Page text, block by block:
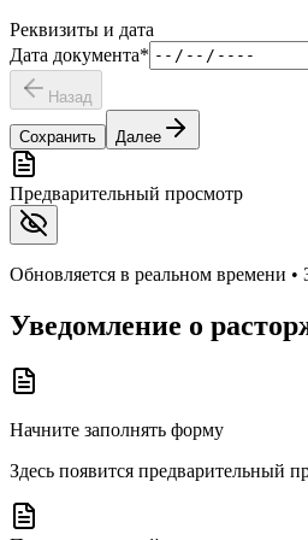
Реквизиты и дата
Дата документа*
Назад
Сохранить Далее
Предварительный просмотр
Обновляется в реальном времени •
Уведомление о
Начните заполнять форму
Здесь появится предварительный